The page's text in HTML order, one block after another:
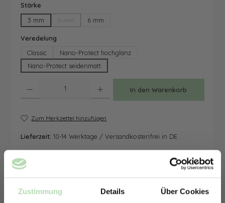
Zustimmung Details Über Cookies
Stärke
3 mm
(Diese Option ist zurzeit nicht verfügbar.)
6 mm
Veredelung
Classic
Nano-Protect hochglanz
Nano-Protect seidenmatt
In den Warenkorb
Zum Merkzettel hinzufügen
Lieferzeit: 10-14 Werktage / Versandkostenfrei in DE